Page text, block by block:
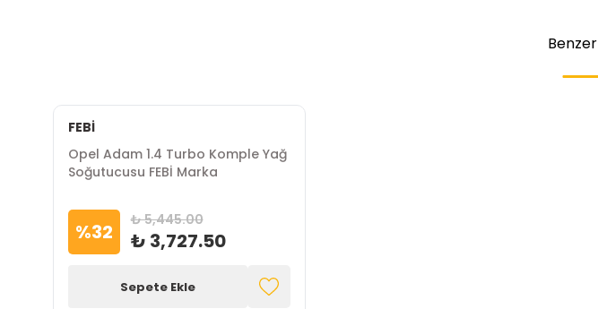
Benzer
FEBİ
Opel Adam 1.4 Turbo Komple Yağ
Soğutucusu FEBİ Marka
%32 ₺ 5,445.00
₺ 3,727.50
Sepete Ekle